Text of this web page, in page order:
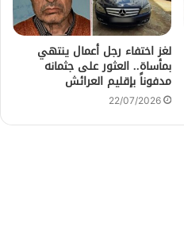
لغز اختفاء رجل أعمال ينتهي
بمأساة.. العثور على جثمانه
مدفوناً بإقليم العرائش
22/07/2026